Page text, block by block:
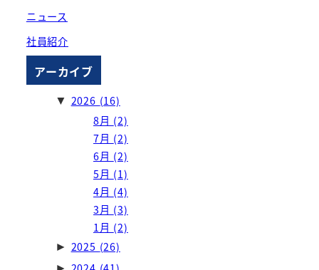
ニュース
社員紹介
アーカイブ
▼ 2026 (16)
8月 (2)
7月 (2)
6月 (2)
5月 (1)
4月 (4)
3月 (3)
1月 (2)
► 2025 (26)